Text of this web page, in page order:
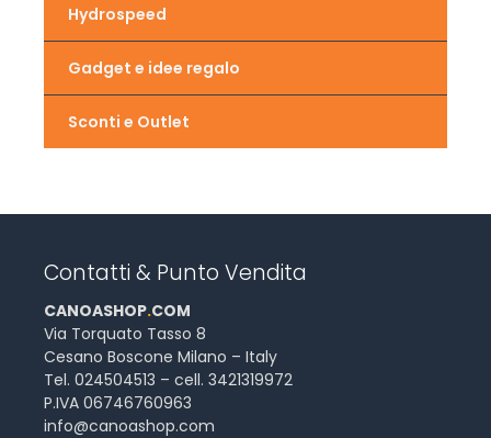
Hydrospeed
Gadget e idee regalo
Sconti e Outlet
Contatti & Punto Vendita
CANOASHOP.COM
Via Torquato Tasso 8
Cesano Boscone Milano – Italy
Tel. 024504513 – cell. 3421319972
P.IVA 06746760963
info@canoashop.com